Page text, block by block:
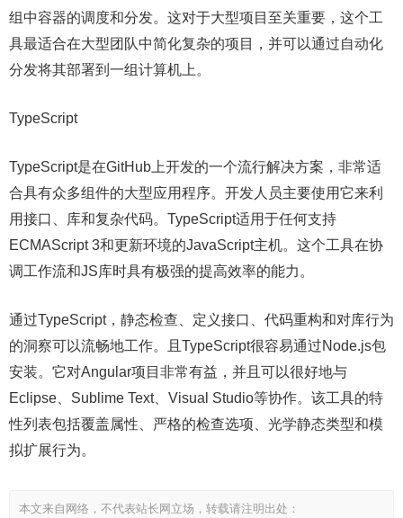
组中容器的调度和分发。这对于大型项目至关重要，这个工
具最适合在大型团队中简化复杂的项目，并可以通过自动化
分发将其部署到一组计算机上。
TypeScript
TypeScript是在GitHub上开发的一个流行解决方案，非常适
合具有众多组件的大型应用程序。开发人员主要使用它来利
用接口、库和复杂代码。TypeScript适用于任何支持
ECMAScript 3和更新环境的JavaScript主机。这个工具在协
调工作流和JS库时具有极强的提高效率的能力。
通过TypeScript，静态检查、定义接口、代码重构和对库行为
的洞察可以流畅地工作。且TypeScript很容易通过Node.js包
安装。它对Angular项目非常有益，并且可以很好地与
Eclipse、Sublime Text、Visual Studio等协作。该工具的特
性列表包括覆盖属性、严格的检查选项、光学静态类型和模
拟扩展行为。
本文来自网络，不代表站长网立场，转载请注明出处：